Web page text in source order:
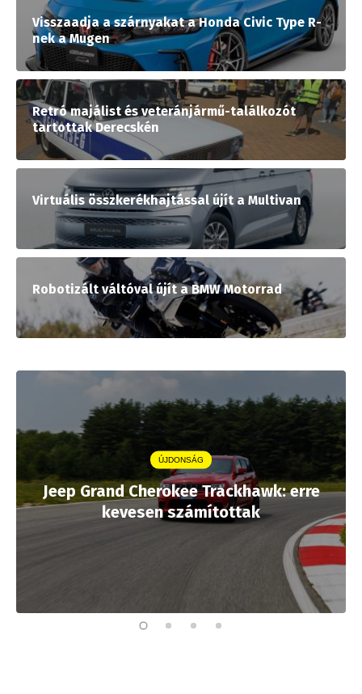
Visszaadja a szárnyakat a Honda Civic Type R-
nek a Mugen
Retró majálist és veteránjármű-találkozót
tartottak Derecskén
Virtuális összkerékhajtással újít a Multivan
Robotizált váltóval újít a BMW Motorrad
ÚJDONSÁG
Jeep Grand Cherokee Trackhawk: erre
kevesen számítottak